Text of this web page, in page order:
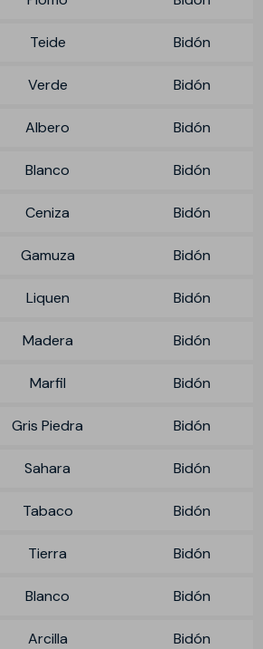
Teide Bidón
Verde Bidón
Albero Bidón
Blanco Bidón
Ceniza Bidón
Gamuza Bidón
Liquen Bidón
Madera Bidón
Marfil Bidón
Gris Piedra Bidón
Sahara Bidón
Tabaco Bidón
Tierra Bidón
Blanco Bidón
Arcilla Bidón